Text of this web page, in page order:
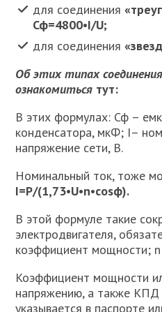
для соединения
Сф=4800•I/U;
для соединения
Об этих типах
ознакомиться тут:
В этих формулах: Сф –
конденсатора, мкФ; I–
напряжение сети, В.
Номинальный ток, тоже
I=P/(1,73•U•n•cosф).
В этой формуле такие
электродвигателя,
коэффициент мощности;
Коэффициент мощности
напряжению, а также КПД
указывается в паспорте